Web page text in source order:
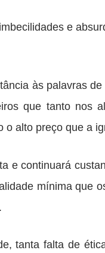
e
às palavras
que tanto nos
alto preço que a
e continuará
mínima que
tanta falta de